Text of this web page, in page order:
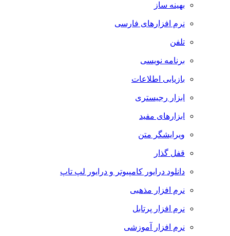
بهینه ساز
نرم افزارهای فارسی
تلفن
برنامه نویسی
بازیابی اطلاعات
ابزار رجیستری
ابزارهای مفید
ویرایشگر متن
قفل گذار
دانلود درایور کامپیوتر و درایور لپ تاپ
نرم افزار مذهبی
نرم افزار پرتابل
نرم افزار آموزشی